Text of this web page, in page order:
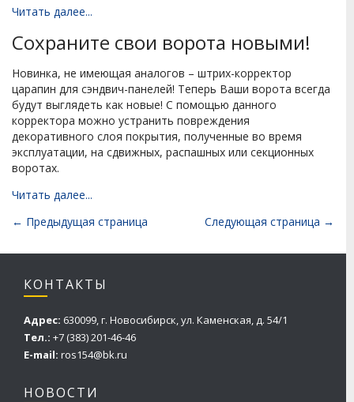
Читать далее...
Сохраните свои ворота новыми!
Новинка, не имеющая аналогов – штрих-корректор
царапин для сэндвич-панелей! Теперь Ваши ворота всегда
будут выглядеть как новые! С помощью данного
корректора можно устранить повреждения
декоративного слоя покрытия, полученные во время
эксплуатации, на сдвижных, распашных или секционных
воротах.
Читать далее...
Следующая страница →
← Предыдущая страница
КОНТАКТЫ
Адрес: 630099, г. Новосибирск, ул. Каменская, д. 54/1
Тел.: +7 (383) 201-46-46
E-mail: ros154@bk.ru
НОВОСТИ